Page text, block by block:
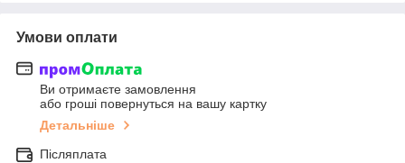
Умови оплати
Ви отримаєте замовлення
або гроші повернуться на вашу картку
Детальніше
Післяплата